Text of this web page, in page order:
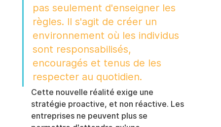
pas seulement d'enseigner les
règles. Il s'agit de créer un
environnement où les individus
sont responsabilisés,
encouragés et tenus de les
respecter au quotidien.
Cette nouvelle réalité exige une
stratégie proactive, et non réactive. Les
entreprises ne peuvent plus se